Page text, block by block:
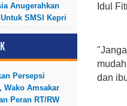
Anugerahkan
SMSI Kepri
Persepsi
Wako Amsakar
Peran RT/RW
Idul
dan